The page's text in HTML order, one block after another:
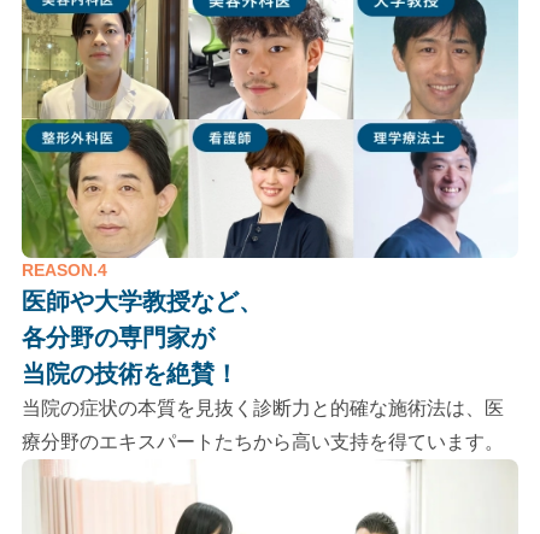
REASON.4
医師や大学教授など、
各分野の専門家が
当院の技術を絶賛！
当院の症状の本質を見抜く診断力と的確な施術法は、医
療分野のエキスパートたちから高い支持を得ています。